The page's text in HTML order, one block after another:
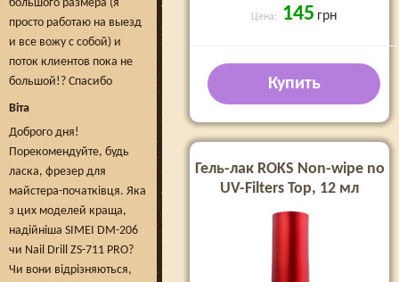
большого размера (я
просто работаю на выезд
и все вожу с собой) и
поток клиентов пока не
большой!? Спасибо
Віта
Доброго дня!
Порекомендуйте, будь
ласка, фрезер для
майстера-початківця. Яка
з цих моделей краща,
надійніша SIMEI DM-206
чи Nail Drill ZS-711 PRO?
Чи вони відрізняються,
Цена: 145 грн
Купить
Гель-лак ROKS Non-wipe no
UV-Filters Top, 12 мл